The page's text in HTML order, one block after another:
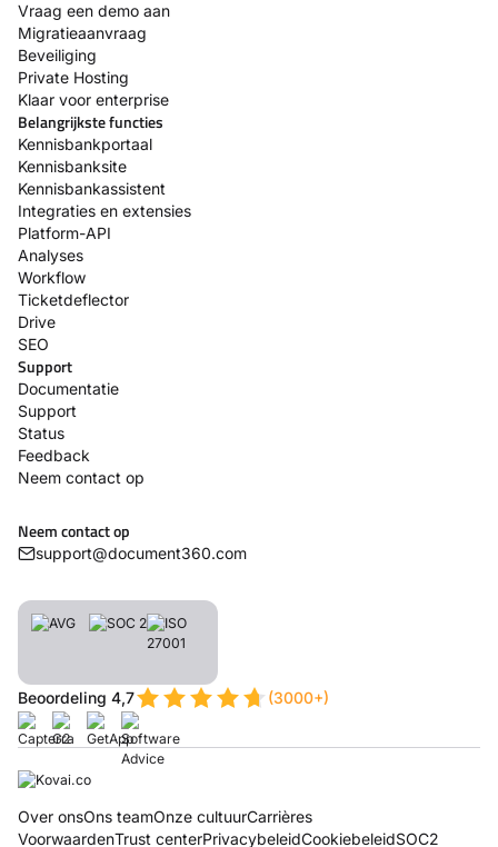
Vraag een demo aan
Migratieaanvraag
Beveiliging
Private Hosting
Klaar voor enterprise
Belangrijkste functies
Kennisbankportaal
Kennisbanksite
Kennisbankassistent
Integraties en extensies
Platform-API
Analyses
Workflow
Ticketdeflector
Drive
SEO
Support
Documentatie
Support
Status
Feedback
Neem contact op
Neem contact op
support@document360.com
Beoordeling 4,7 (3000+)
Over onsOns teamOnze cultuurCarrières
VoorwaardenTrust centerPrivacybeleidCookiebeleidSOC2